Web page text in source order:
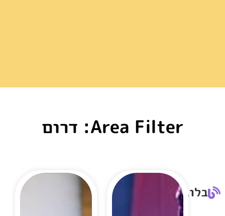
Area Filter: דרום
בלוג